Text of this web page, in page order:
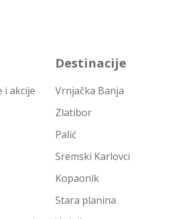
i akcije
Destinacije
Vrnjačka Banja
Zlatibor
Palić
Sremski Karlovci
Kopaonik
Stara planina